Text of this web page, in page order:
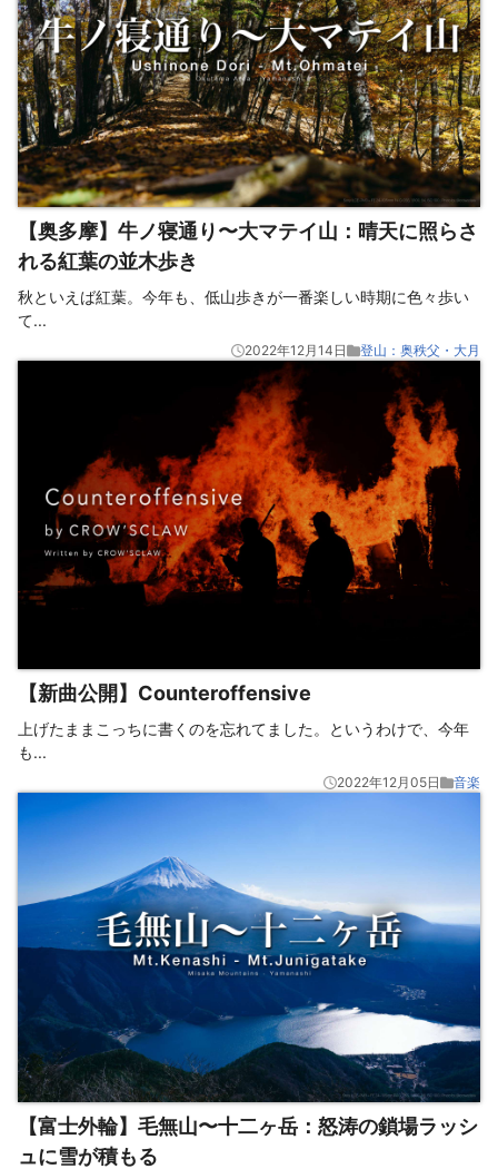
【奥多摩】牛ノ寝通り〜大マテイ山：晴天に照らさ
れる紅葉の並木歩き
秋といえば紅葉。今年も、低山歩きが一番楽しい時期に色々歩い
て...
2022年12月14日 登山：奥秩父・大月
【新曲公開】Counteroffensive
上げたままこっちに書くのを忘れてました。というわけで、今年
も...
2022年12月05日 音楽
【富士外輪】毛無山〜十二ヶ岳：怒涛の鎖場ラッシ
ュに雪が積もる